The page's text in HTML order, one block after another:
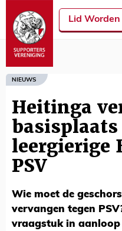
Lid Worden
NIEUWS
Heitinga
leergierige
PSV
Wie moet de
vervangen tegen
vraagstuk in aanloop